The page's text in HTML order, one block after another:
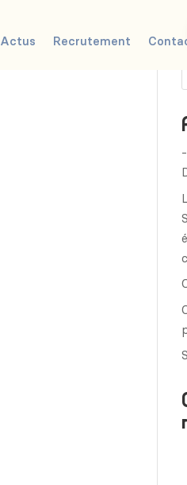
Actus Recrutement